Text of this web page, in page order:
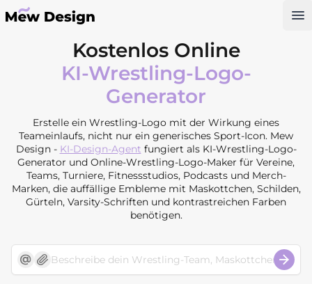
Kostenlos Online
KI-Wrestling-Logo-
Generator
Erstelle ein Wrestling-Logo mit der Wirkung eines
Teameinlaufs, nicht nur ein generisches Sport-Icon. Mew
Design - KI-Design-Agent fungiert als KI-Wrestling-Logo-
Generator und Online-Wrestling-Logo-Maker für Vereine,
Teams, Turniere, Fitnessstudios, Podcasts und Merch-
Marken, die auffällige Embleme mit Maskottchen, Schilden,
Gürteln, Varsity-Schriften und kontrastreichen Farben
benötigen.